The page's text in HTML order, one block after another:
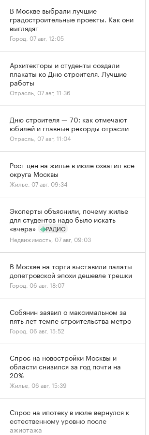
В Москве выбрали лучшие
градостроительные проекты. Как они
выглядят
Город, 07 авг, 12:05
Архитекторы и студенты создали
плакаты ко Дню строителя. Лучшие
работы
Отрасль, 07 авг, 11:36
Дню строителя — 70: как отмечают
юбилей и главные рекорды отрасли
Отрасль, 07 авг, 11:04
Рост цен на жилье в июле охватил все
округа Москвы
Жилье, 07 авг, 09:34
Эксперты объяснили, почему жилье
для студентов надо было искать
«вчера»
РАДИО
Недвижимость, 07 авг, 09:03
В Москве на торги выставили палаты
допетровской эпохи дешевле трешки
Город, 06 авг, 18:07
Собянин заявил о максимальном за
пять лет темпе строительства метро
Город, 06 авг, 15:52
Спрос на новостройки Москвы и
области снизился за год почти на
20%
Жилье, 06 авг, 15:39
Спрос на ипотеку в июле вернулся к
естественному уровню после
ажиотажа